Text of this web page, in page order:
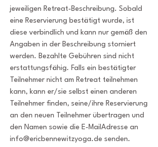
jeweiligen Retreat-Beschreibung. Sobald
eine Reservierung bestätigt wurde, ist
diese verbindlich und kann nur gemäß den
Angaben in der Beschreibung storniert
werden. Bezahlte Gebühren sind nicht
erstattungsfähig. Falls ein bestätigter
Teilnehmer nicht am Retreat teilnehmen
kann, kann er/sie selbst einen anderen
Teilnehmer finden, seine/ihre Reservierung
an den neuen Teilnehmer übertragen und
den Namen sowie die E-MailAdresse an
info@ericbennewitzyoga.de senden.